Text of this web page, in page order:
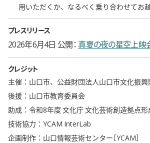
用いただくか、なるべく乗り合わせてお
プレスリリース
2026年6月4日 公開 真夏の夜の星空上映
クレジット
主催：山口市、公益財団法人山口市文化振興
後援：山口市教育委員会
助成：令和8年度 文化庁 文化芸術創造拠点
技術協力：YCAM InterLab
企画制作：山口情報芸術センター［YCAM］